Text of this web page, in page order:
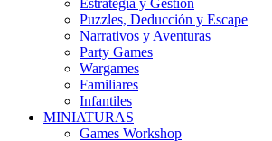
Estrategia y Gestión
Puzzles, Deducción y Escape
Narrativos y Aventuras
Party Games
Wargames
Familiares
Infantiles
MINIATURAS
Games Workshop